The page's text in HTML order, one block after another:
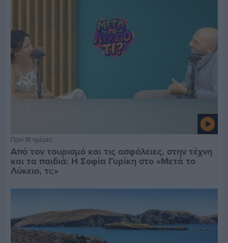
Πριν 16 ημέρες
Από τον τουρισμό και τις ασφάλειες, στην τέχνη
και τα παιδιά: Η Σοφία Γυρίκη στο «Μετά το
Λύκειο, τι;»